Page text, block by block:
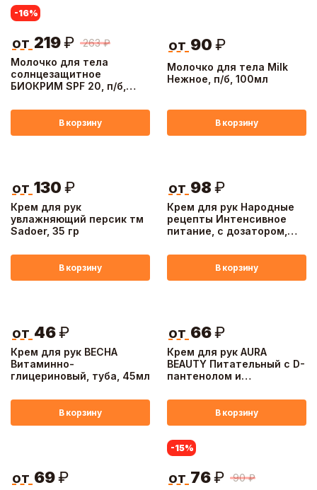
Молочко для тела
солнцезащитное
БИОКРИМ SPF 20, п/б,
-16%
263 ₽
от 219₽
В корзину
Молочко для тела Milk
Нежное, п/б, 100мл
от 90 ₽
В корзину
Крем для рук
увлажняющий персик тм
Sadoer, 35 гр
от 130 ₽
В корзину
Крем для рук Народные
рецепты Интенсивное
питание, с дозатором,
от 98 ₽
В корзину
Крем для рук ВЕСНА
Витаминно-
глицериновый, туба, 45мл
от 46₽
В корзину
Крем для рук AURA
BEAUTY Питательный с D-
пантенолом и
75мл
от 66₽
В корзину
от 69₽
-15%
90 ₽
от 76₽